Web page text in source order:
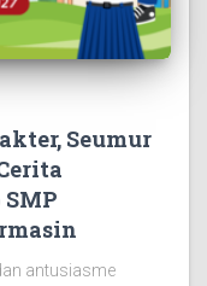
Seumur
SMP
antusiasme